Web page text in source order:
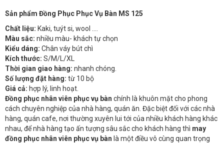
Sản phẩm Đồng Phục Phục Vụ Bàn MS 125
Chất liệu: Kaki, tuýt si, wool ….
Màu sắc: nhiều màu- khách tự chọn
Kiểu dáng: Chân váy bút chì
Kích thước: S/M/L/XL
Thời gian giao hàng: nhanh chóng.
Số lượng đặt hàng: từ 10 bộ
Giá cả: hợp lý, linh hoạt.
Đồng phục nhân viên phục vụ bàn chính là khuôn mặt cho phong
cách chuyên nghiệp của nhà hàng, quán ăn. Đặc biệt đối với các nhà
hàng, quán cafe, nơi thường xuyên lui tới của nhiều khách hàng khác
nhau, để nhà hàng tạo ấn tượng sâu sắc cho khách hàng thì may
đồng phục nhân viên phục vụ bàn là một điều vô cùng quan trọng